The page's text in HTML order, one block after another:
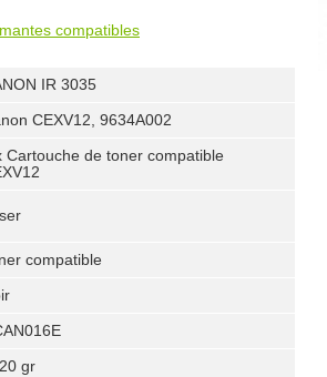
compatibles
IR 3035
CEXV12, 9634A002
Cartouche de toner compatible
compatible
gr